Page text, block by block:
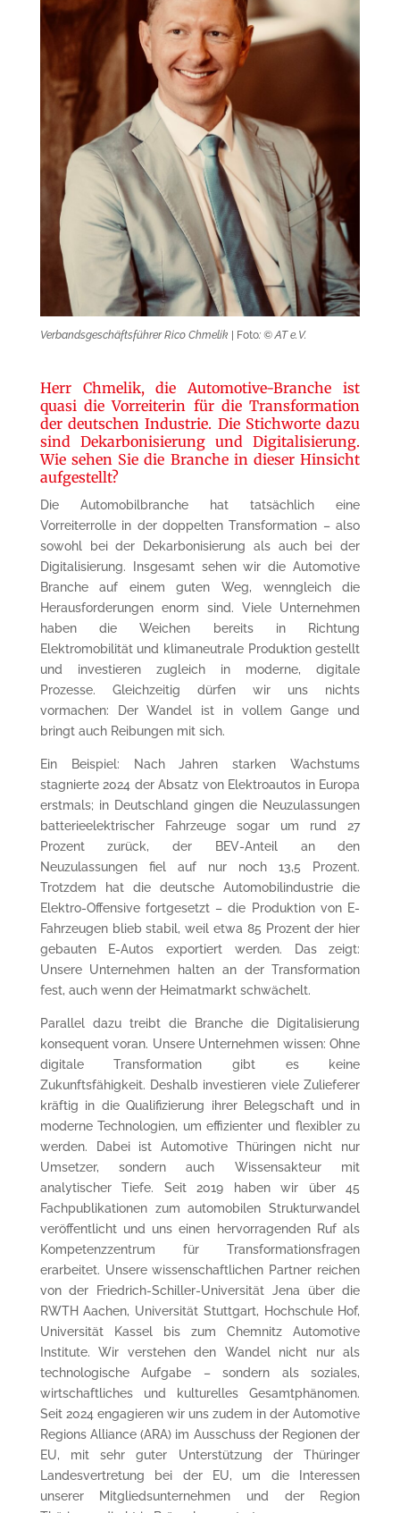
Verbandsgeschäftsführer Rico Chmelik | Foto: © AT e. V.
Herr Chmelik, die Automotive-Branche ist
quasi die Vorreiterin für die Transformation
der deutschen Industrie. Die Stichworte dazu
sind Dekarbonisierung und Digitalisierung.
Wie sehen Sie die Branche in dieser Hinsicht
aufgestellt?
Die Automobilbranche hat tatsächlich eine
Vorreiterrolle in der doppelten Transformation – also
sowohl bei der Dekarbonisierung als auch bei der
Digitalisierung. Insgesamt sehen wir die Automotive
Branche auf einem guten Weg, wenngleich die
Herausforderungen enorm sind. Viele Unternehmen
haben die Weichen bereits in Richtung
Elektromobilität und klimaneutrale Produktion gestellt
und investieren zugleich in moderne, digitale
Prozesse. Gleichzeitig dürfen wir uns nichts
vormachen: Der Wandel ist in vollem Gange und
bringt auch Reibungen mit sich.
Ein Beispiel: Nach Jahren starken Wachstums
stagnierte 2024 der Absatz von Elektroautos in Europa
erstmals; in Deutschland gingen die Neuzulassungen
batterieelektrischer Fahrzeuge sogar um rund 27
Prozent zurück, der BEV-Anteil an den
Neuzulassungen fiel auf nur noch 13,5 Prozent.
Trotzdem hat die deutsche Automobilindustrie die
Elektro-Offensive fortgesetzt – die Produktion von E-
Fahrzeugen blieb stabil, weil etwa 85 Prozent der hier
gebauten E-Autos exportiert werden. Das zeigt:
Unsere Unternehmen halten an der Transformation
fest, auch wenn der Heimatmarkt schwächelt.
Parallel dazu treibt die Branche die Digitalisierung
konsequent voran. Unsere Unternehmen wissen: Ohne
digitale Transformation gibt es keine
Zukunftsfähigkeit. Deshalb investieren viele Zulieferer
kräftig in die Qualifizierung ihrer Belegschaft und in
moderne Technologien, um effizienter und flexibler zu
werden. Dabei ist Automotive Thüringen nicht nur
Umsetzer, sondern auch Wissensakteur mit
analytischer Tiefe. Seit 2019 haben wir über 45
Fachpublikationen zum automobilen Strukturwandel
veröffentlicht und uns einen hervorragenden Ruf als
Kompetenzzentrum für Transformationsfragen
erarbeitet. Unsere wissenschaftlichen Partner reichen
von der Friedrich-Schiller-Universität Jena über die
RWTH Aachen, Universität Stuttgart, Hochschule Hof,
Universität Kassel bis zum Chemnitz Automotive
Institute. Wir verstehen den Wandel nicht nur als
technologische Aufgabe – sondern als soziales,
wirtschaftliches und kulturelles Gesamtphänomen.
Seit 2024 engagieren wir uns zudem in der Automotive
Regions Alliance (ARA) im Ausschuss der Regionen der
EU, mit sehr guter Unterstützung der Thüringer
Landesvertretung bei der EU, um die Interessen
unserer Mitgliedsunternehmen und der Region